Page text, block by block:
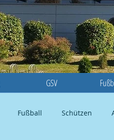
GSV
Fußball Schützen